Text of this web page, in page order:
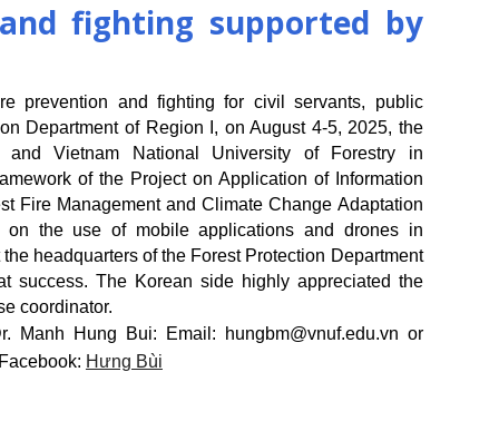
fighting supported by
prevention and fighting for civil servants, public
Department of Region I, on August 4-5, 2025, the
Vietnam National University of Forestry in
of the Project on Application of Information
Fire Management and Climate Change Adaptation
on the use of mobile applications and drones in
headquarters of the Forest Protection Department
success. The Korean side highly appreciated the
coordinator.
Manh Hung Bui: Email: hungbm@vnuf.edu.vn or
Hưng Bùi